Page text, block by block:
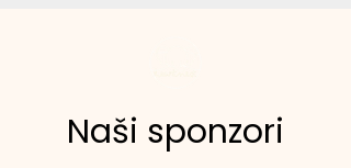
Naši sponzori